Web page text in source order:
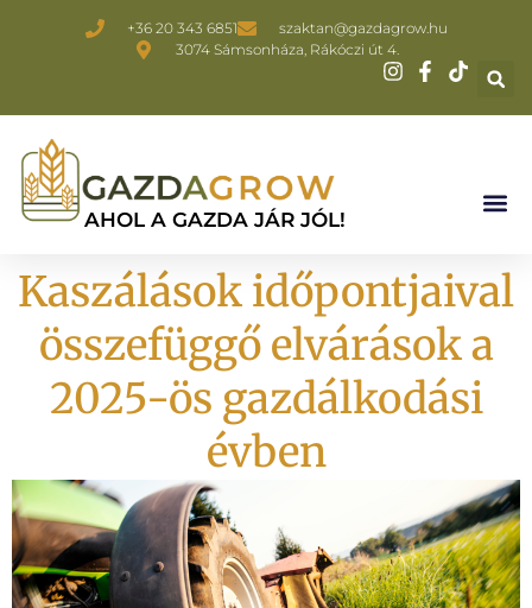
+36 20 343 6851
szaktan@gazdagrow.hu
3074 Sámsonháza, Rákóczi út 4.
AHOL A GAZDA JÁR JÓL!
Kaszálások időpontjaival
összefüggő elvárások a
2025-ös gazdálkodási
évben